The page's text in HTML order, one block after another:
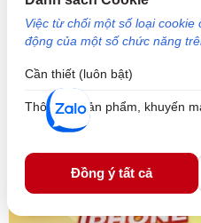
Việc từ chối một số loại
động của một số chức năng
Cần thiết (luôn bật)
Thông tin sản phẩm, khuyến
Đồng ý tất cả
Cách khắc phục lỗi trắng
hiệu quả nhất